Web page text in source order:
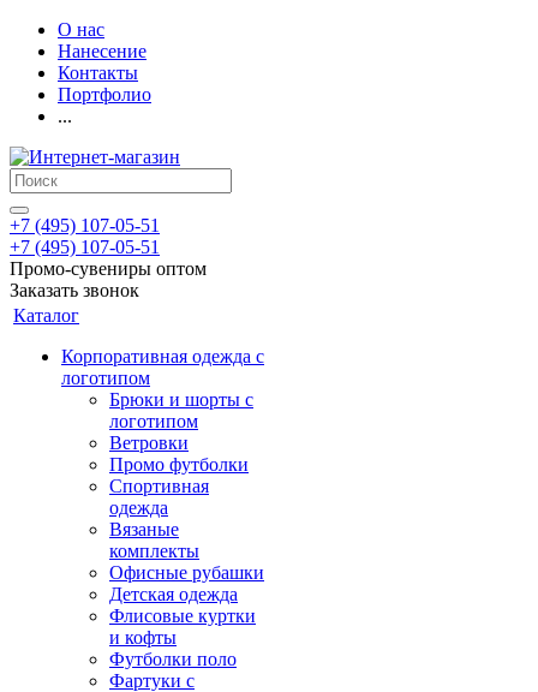
О нас
Нанесение
Контакты
Портфолио
...
+7 (495) 107-05-51
+7 (495) 107-05-51
Промо-сувениры оптом
Заказать звонок
Каталог
Корпоративная одежда с
логотипом
Брюки и шорты с
логотипом
Ветровки
Промо футболки
Спортивная
одежда
Вязаные
комплекты
Офисные рубашки
Детская одежда
Флисовые куртки
и кофты
Футболки поло
Фартуки с